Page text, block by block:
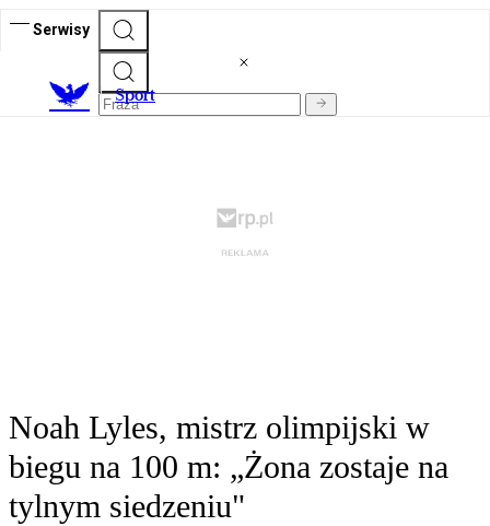
Serwisy
Sport
Noah Lyles, mistrz olimpijski w
biegu na 100 m: „Żona zostaje na
tylnym siedzeniu"